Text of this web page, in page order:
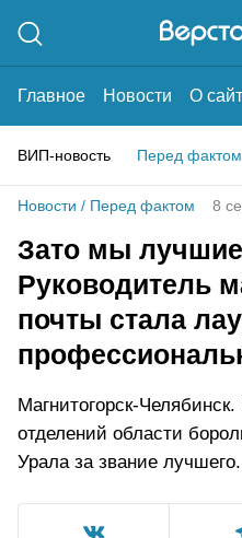
Главное Новости О
ВИП-новость Перед фактом
Новости / Перед фактом 8
Зато мы
Руководитель
почты стала
Магнитогорск-
отделений области
Урала за звание лучшего.